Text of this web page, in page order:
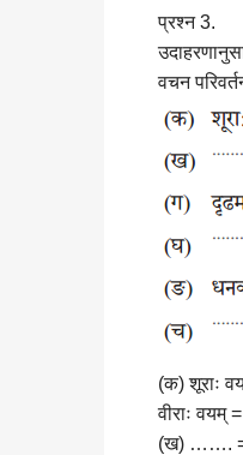
प्रश्न 3.
वचन
(क) शूराः
वीराः वयम् =
(ख) ……. =